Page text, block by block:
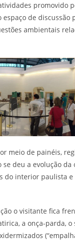
promovido
de discussão
ambientais
meio de painéis,
se deu a evolução da
do interior paulista e
o visitante fica
a onça-parda, o